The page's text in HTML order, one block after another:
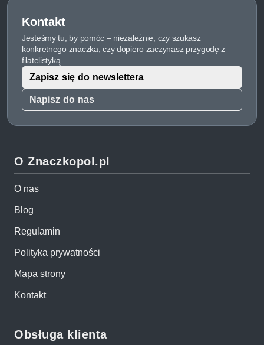
Kontakt
Jesteśmy tu, by pomóc – niezależnie, czy szukasz
konkretnego znaczka, czy dopiero zaczynasz przygodę z
filatelistyką.
Napisz do nas
Zapisz się do newslettera
O Znaczkopol.pl
O nas
Blog
Regulamin
Polityka prywatności
Mapa strony
Kontakt
Obsługa klienta